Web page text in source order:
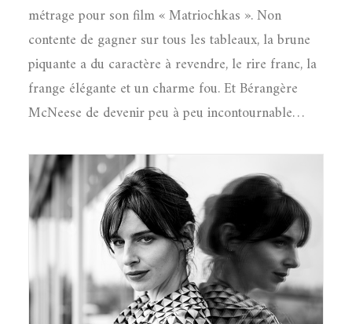
métrage pour son film « Matriochkas ». Non
contente de gagner sur tous les tableaux, la brune
piquante a du caractère à revendre, le rire franc, la
frange élégante et un charme fou. Et Bérangère
McNeese de devenir peu à peu incontournable…